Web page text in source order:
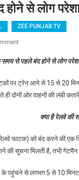
से लोग
ZEE PUNJAB TV
से पहले बंद होने से लोग
पर ट्रेन आने से 15 से 20
दोनों ओर वाहनों की लंबी
क्या है रेलवे की
फाटक) को बंद करने की एक
की सूचना मिलती है, तभी
के पहुंचने से लगभग 5 से 10